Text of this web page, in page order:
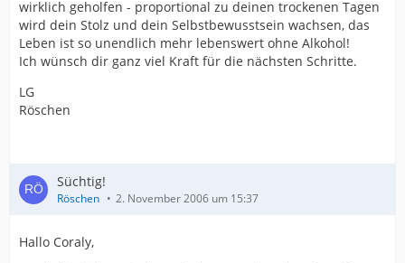
wirklich geholfen - proportional zu deinen trockenen Tagen
wird dein Stolz und dein Selbstbewusstsein wachsen, das
Leben ist so unendlich mehr lebenswert ohne Alkohol!
Ich wünsch dir ganz viel Kraft für die nächsten Schritte.
LG
Röschen
Süchtig!
Röschen 2. November 2006 um 15:37
Hallo Coraly,